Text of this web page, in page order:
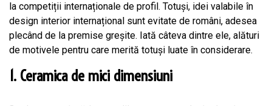
la competiții internaționale de profil. Totuși, idei valabile în
design interior internațional sunt evitate de români, adesea
plecând de la premise greșite. Iată câteva dintre ele, alături
de motivele pentru care merită totuși luate în considerare.
1. Ceramica de mici dimensiuni